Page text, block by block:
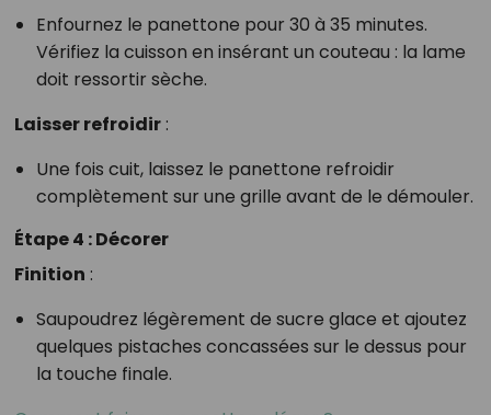
Enfournez le panettone pour 30 à 35 minutes.
Vérifiez la cuisson en insérant un couteau : la lame
doit ressortir sèche.
Laisser refroidir:
Une fois cuit, laissez le panettone refroidir
complètement sur une grille avant de le démouler.
Étape 4 : Décorer
Finition :
Saupoudrez légèrement de sucre glace et ajoutez
quelques pistaches concassées sur le dessus pour
la touche finale.